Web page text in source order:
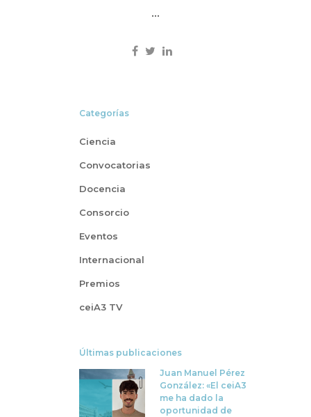
...
Categorías
Ciencia
Convocatorias
Docencia
Consorcio
Eventos
Internacional
Premios
ceiA3 TV
Últimas publicaciones
Juan Manuel Pérez
González: «El ceiA3
me ha dado la
oportunidad de